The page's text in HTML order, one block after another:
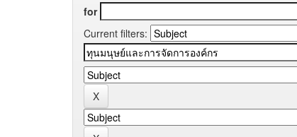
for
Current filters: